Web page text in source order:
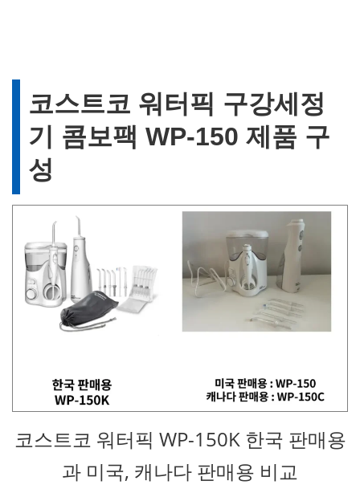
코스트코 워터픽 구강세정
기 콤보팩 WP-150 제품 구
성
코스트코 워터픽 WP-150K 한국 판매용
과 미국, 캐나다 판매용 비교